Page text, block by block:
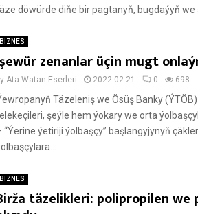
döwürde diňe bir pagtanyň, bugdaýyň we
BIZNES
zenanlar üçin mugt
Ata Watan Eserleri 2022-02-21 0 698
Täzeleniş we Ösüş Banky
şeýle hem ýokary we orta
“Ýerine ýetiriji ýolbaşçy” başlangyjynyň
BIZNES
täzelikleri: polipropilen